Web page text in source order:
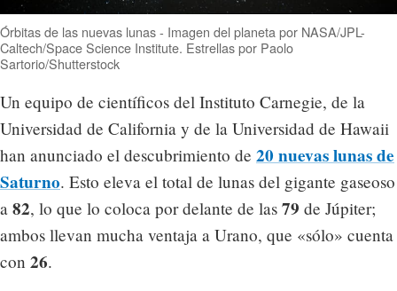
Órbitas de las nuevas lunas - Imagen del planeta por NASA/JPL-
Caltech/Space Science Institute. Estrellas por Paolo
Sartorio/Shutterstock
Un equipo de científicos del Instituto Carnegie, de la
Universidad de California y de la Universidad de Hawaii
han anunciado el descubrimiento de 20 nuevas lunas de
Saturno. Esto eleva el total de lunas del gigante gaseoso
a 82, lo que lo coloca por delante de las 79 de Júpiter;
ambos llevan mucha ventaja a Urano, que «sólo» cuenta
con 26.